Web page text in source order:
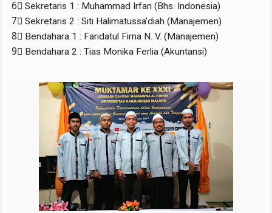
6⃣ Sekretaris 1 : Muhammad Irfan (Bhs. Indonesia)
7⃣ Sekretaris 2 : Siti Halimatussa'diah (Manajemen)
8⃣ Bendahara 1 : Faridatul Firna N. V. (Manajemen)
9⃣ Bendahara 2 : Tias Monika Ferlia (Akuntansi)